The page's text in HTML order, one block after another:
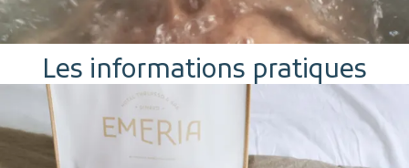
Les informations pratiques